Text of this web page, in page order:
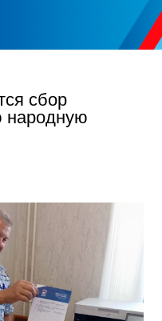
сбор
народную